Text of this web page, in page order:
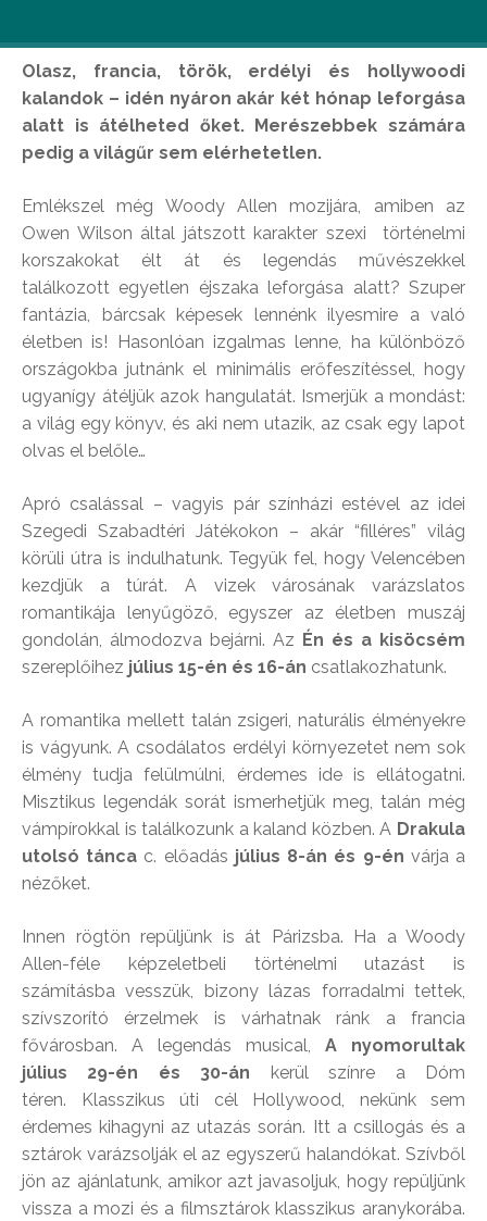
Olasz, francia, törö k, erdélyi és hollywoodi
kalandok – idén nyáron akár két hónap leforgása
alatt is átélheted őket. Merészebbek számára
pedig a világűr sem elérhetetlen.
Emlékszel még Woody Allen mozijára, amiben az
Owen Wilson által játszott karakter szexi történelmi
korszakokat élt át és legendás művészekkel
találkozott egyetlen éjszaka leforgása alatt? Szuper
fantázia, bárcsak képesek lennénk ilyesmire a való
életben is! Hasonlóan izgalmas lenne, ha különböző
országokba jutnánk el minimális erőfeszítéssel, hogy
ugyanígy átéljük azok hangulatát. Ismerjük a mondást:
a világ egy könyv, és aki nem utazik, az csak egy lapot
olvas el belőle…
Apró csalással – vagyis pár színházi estével az idei
Szegedi Szabadtéri Játékokon – akár “filléres” világ
körüli útra is indulhatunk. Tegyük fel, hogy Velencében
kezdjük a túrát. A vizek városának varázslatos
romantikája lenyűgöző, egyszer az életben muszáj
gondolán, álmodozva bejárni. Az Én és a kisöcsém
szereplőihez július 15-én és 16-án csatlakozhatunk.
A romantika mellett talán zsigeri, naturális élményekre
is vágyunk. A csodálatos erdélyi környezetet nem sok
élmény tudja felülmúlni, érdemes ide is ellátogatni.
Misztikus legendák sorát ismerhetjük meg, talán még
vámpírokkal is találkozunk a kaland közben. A Drakula
utolsó tánca c. előadás július 8-án és 9-én várja a
nézőket.
Innen rögtön repüljünk is át Párizsba. Ha a Woody
Allen-féle képzeletbeli történelmi utazást is
számításba vesszük, bizony lázas forradalmi tettek,
szívszorító érzelmek is várhatnak ránk a francia
fővárosban. A legendás musical, A nyomorultak
július 29-én és 30-án kerül színre a Dóm
téren. Klasszikus úti cél Hollywood, nekünk sem
érdemes kihagyni az utazás során. Itt a csillogás és a
sztárok varázsolják el az egyszerű halandókat. Szívből
jön az ajánlatunk, amikor azt javasoljuk, hogy repüljünk
vissza a mozi és a filmsztárok klasszikus aranykorába.